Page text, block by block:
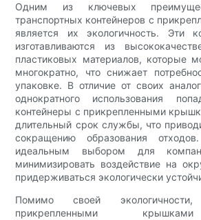
Одним из ключевых
транспортных контейнеров с
является их экологичность. Эти
изготавливаются из
пластиковых материалов, которые
многократно, что снижает
упаковке. В отличие от своих
однократного использования
контейнеры с прикрепленными
длительный срок службы, что
сокращению образования
идеальным выбором для
минимизировать воздействие на
придерживаться экологически
Помимо своей
прикрепленными